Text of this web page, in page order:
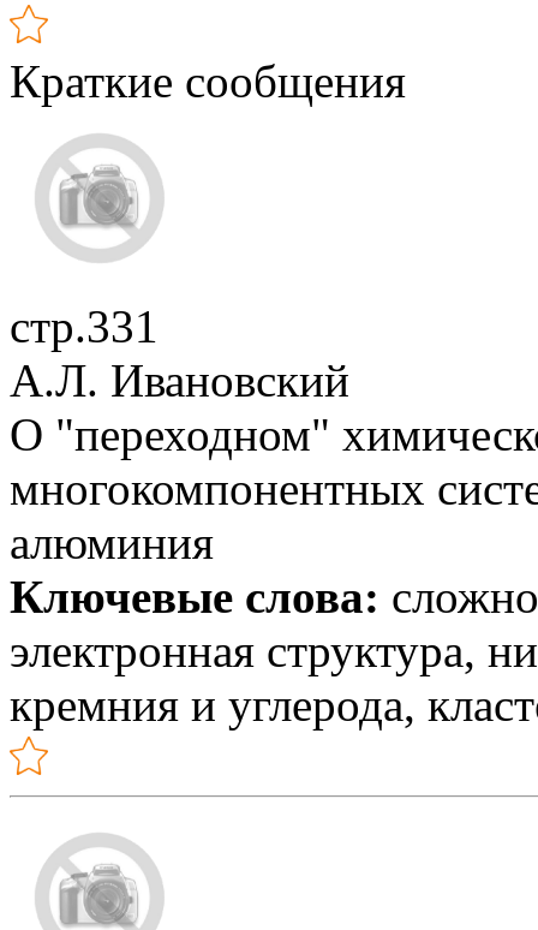
Краткие сообщения
стр.331
А.Л. Ивановский
О "переходном"
многокомпонентных
алюминия
Ключевые слова:
электронная структура,
кремния и углерода,